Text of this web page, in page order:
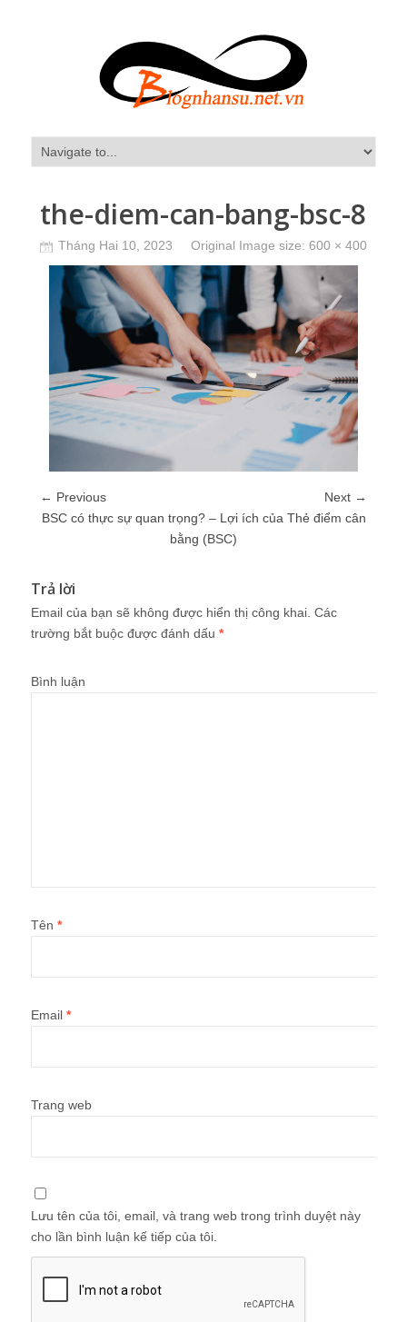
the-diem-can-bang-bsc-8
Tháng Hai 10, 2023 Original Image size: 600 × 400
← Previous
Next →
BSC có thực sự quan trọng? – Lợi ích của Thẻ điểm cân
bằng (BSC)
Trả lời
Email của bạn sẽ không được hiển thị công khai. Các
trường bắt buộc được đánh dấu *
Bình luận
Tên *
Email *
Trang web
Lưu tên của tôi, email, và trang web trong trình duyệt này
cho lần bình luận kế tiếp của tôi.